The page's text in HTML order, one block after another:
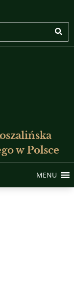
w Polsce
MENU